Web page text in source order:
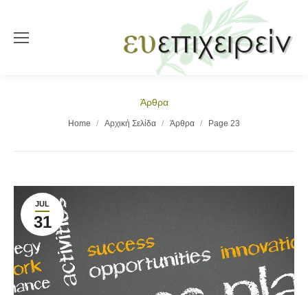
Άρθρα
You are here:Home Αρχική Σελίδα Άρθρα Page 23
JUL
31